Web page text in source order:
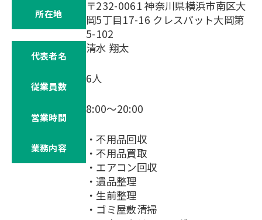
所在地
〒232-0061 神奈川県横浜市南区大
岡5丁目17-16 クレスパット大岡第
5-102
代表者名
清水 翔太
従業員数
6人
営業時間
8:00～20:00
業務内容
・不用品回収
・不用品買取
・エアコン回収
・遺品整理
・生前整理
・ゴミ屋敷清掃